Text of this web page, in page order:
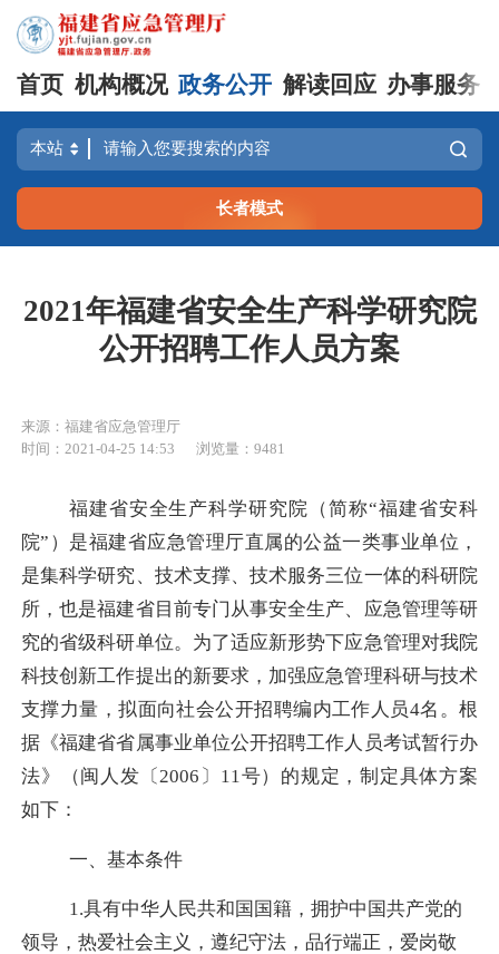
首页 机构概况 政务公开 解读回应 办事服务
长者模式
2021年福建省安全生产科学研究院
公开招聘工作人员方案
来源：福建省应急管理厅
时间：2021-04-25 14:53
浏览量：9481
福建省安全生产科学研究院（简称“福建省安科
院”）是福建省应急管理厅直属的公益一类事业单位，
是集科学研究、技术支撑、技术服务三位一体的科研院
所，也是福建省目前专门从事安全生产、应急管理等研
究的省级科研单位。 为了适应新形势下应急管理对我院
科技创新工作提出的新要求，加强应急管理科研与技术
支撑力量，拟面向社会公开招聘编内工作人员4名。根
据《福建省省属事业单位公开招聘工作人员考试暂行办
法》（闽人发〔2006 〕 11号）的规定，制定具体方案
如下：
一、基本条件
1.具有中华人民共和国国籍，拥护中国共产党的
领导，热爱社会主义，遵纪守法，品行端正，爱岗敬